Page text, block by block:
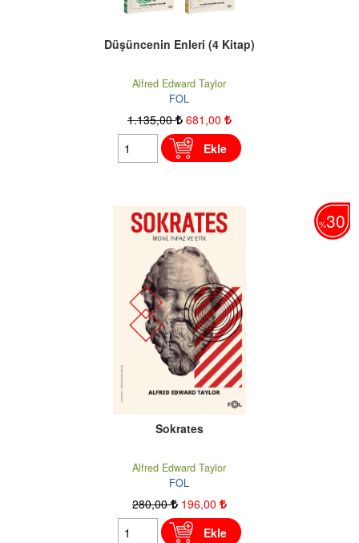
Düşüncenin Enleri (4 Kitap)
Alfred Edward Taylor
FOL
1.135,00 681 ,00
Ekle
%30
Sokrates
Alfred Edward Taylor
FOL
280,00 196,00
Ekle